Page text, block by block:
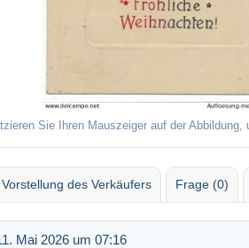
Sie Ihren Mauszeiger auf der Abbildung,
Vorstellung des Verkäufers Frage (0)
Mai 2026 um 07:16